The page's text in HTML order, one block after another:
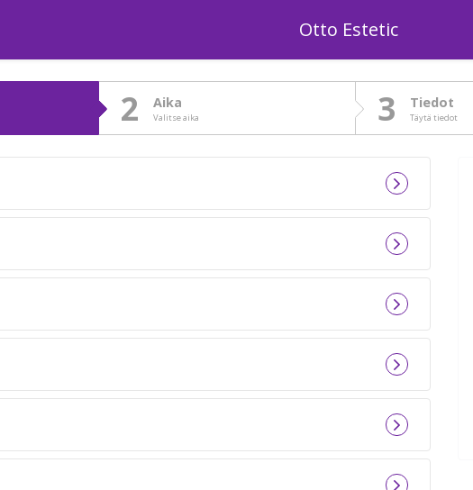
Otto Estetic
2 Aika
Valitse aika 3 Tiedot
Täytä tiedot